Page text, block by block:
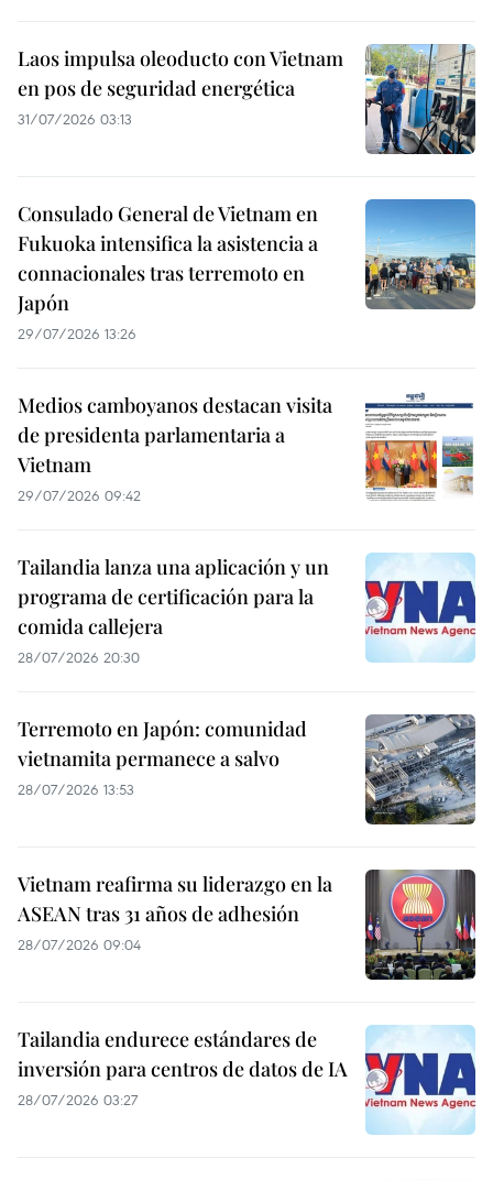
Laos impulsa oleoducto con Vietnam
en pos de seguridad energética
31/07/2026 03:13
Consulado General de Vietnam en
Fukuoka intensifica la asistencia a
connacionales tras terremoto en
Japón
29/07/2026 13:26
Medios camboyanos destacan visita
de presidenta parlamentaria a
Vietnam
29/07/2026 09:42
Tailandia lanza una aplicación y un
programa de certificación para la
comida callejera
28/07/2026 20:30
Terremoto en Japón: comunidad
vietnamita permanece a salvo
28/07/2026 13:53
Vietnam reafirma su liderazgo en la
ASEAN tras 31 años de adhesión
28/07/2026 09:04
Tailandia endurece estándares de
inversión para centros de datos de IA
28/07/2026 03:27